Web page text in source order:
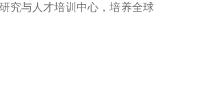
究与人才培训中心，培养全球